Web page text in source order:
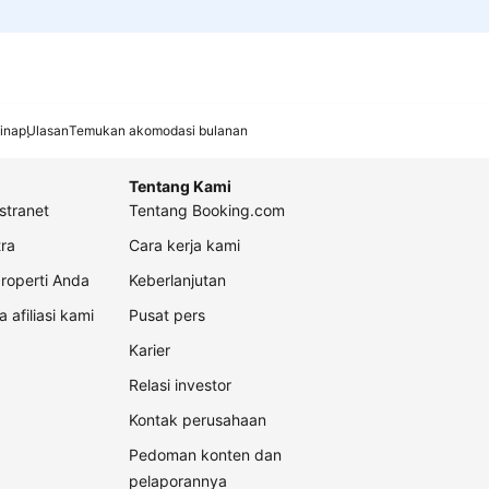
UlasanTemukan akomodasi bulanan
Anda
afiliasi kami
Tentang Kami
Tentang Booking.com
Cara kerja kami
Keberlanjutan
Pusat pers
Karier
Relasi investor
Kontak perusahaan
Pedoman konten dan
pelaporannya